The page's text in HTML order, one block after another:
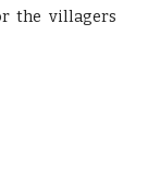
the villagers